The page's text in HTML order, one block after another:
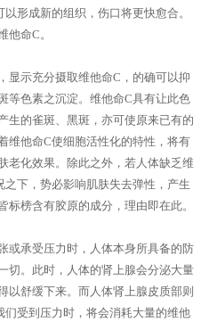
形成新的组织，伤口将更快愈合。
他命C。
显示充分摄取维他命C，的确可以抑
等色素之沉淀。维他命C具有让此色
生的雀斑、黑斑，亦可使原来已有的
维他命C使细胞活性化的特性，将有
老化效果。除此之外，若人体缺乏维
下，势必影响肌肤失去弹性，产生
榜含有胶原的成分，理由即在此。
或承受压力时，人体本身所具备的防
切。此时，人体的肾上腺会分泌大量
以舒缓下来。而人体肾上腺皮质部则
受到压力时，将会消耗大量的维他